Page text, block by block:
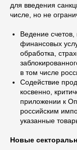
для введения
числе, но не
Ведение счетов,
финансовых
обработка,
в том числе
Содействие
косвенно,
приложении к
российским
указанные
Новые